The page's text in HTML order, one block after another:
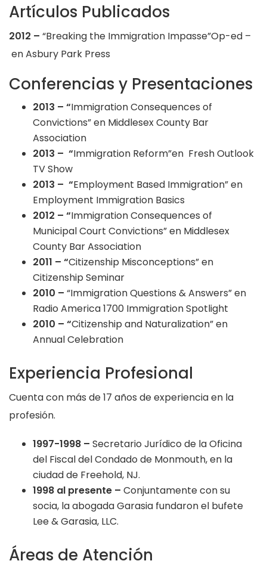
Artículos Publicados
2012 – “Breaking the Immigration Impasse”Op-ed –
en Asbury Park Press
Conferencias y Presentaciones
2013 – “Immigration Consequences of
Convictions” en Middlesex County Bar
Association
2013 – “Immigration Reform”en Fresh Outlook
TV Show
2013 – “Employment Based Immigration” en
Employment Immigration Basics
2012 – “Immigration Consequences of
Municipal Court Convictions” en Middlesex
County Bar Association
2011 – “Citizenship Misconceptions” en
Citizenship Seminar
2010 – “Immigration Questions & Answers” en
Radio America 1700 Immigration Spotlight
2010 – “Citizenship and Naturalization” en
Annual Celebration
Experiencia Profesional
Cuenta con más de 17 años de experiencia en la
profesión.
1997-1998 – Secretario Jurídico de la Oficina
del Fiscal del Condado de Monmouth, en la
ciudad de Freehold, NJ.
1998 al presente – Conjuntamente con su
socia, la abogada Garasia fundaron el bufete
Lee & Garasia, LLC.
Áreas de Atención